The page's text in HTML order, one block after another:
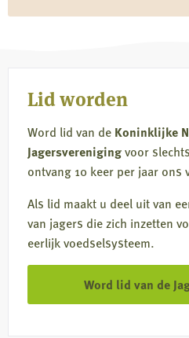
Lid worden
Word lid van de Koninklijke
Jagersverenigingvoor slechts
ontvang 10 keer per jaar ons
Als lid maakt u deel uit van
van jagers die zich inzetten
eerlijk voedselsysteem.
Word lid van de